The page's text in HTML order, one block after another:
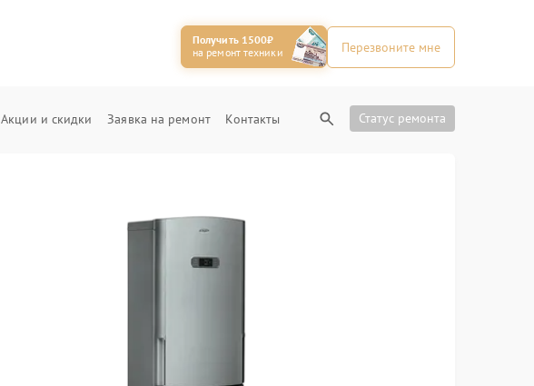
Получить 1500₽
на ремонт техники
Перезвоните мне
Акции и скидки Заявка на ремонт Контакты Статус ремонта